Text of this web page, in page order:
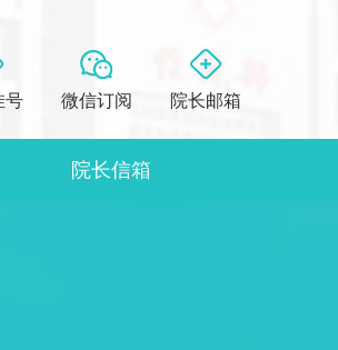
号 微信订阅 院长邮箱
院长信箱